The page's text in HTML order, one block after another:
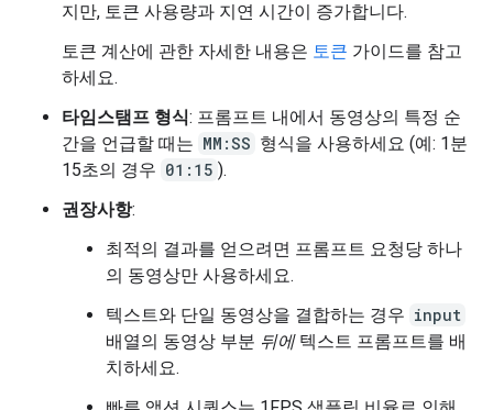
지만, 토큰 사용량과 지연 시간이 증가합니다.
토큰 계산에 관한 자세한 내용은 토큰 가이드를 참고
하세요.
타임스탬프 형식: 프롬프트 내에서 동영상의 특정 순
간을 언급할 때는 MM:SS 형식을 사용하세요 (예: 1분
15초의 경우 01:15 ).
권장사항:
최적의 결과를 얻으려면 프롬프트 요청당 하나
의 동영상만 사용하세요.
텍스트와 단일 동영상을 결합하는 경우 input
배열의 동영상 부분 뒤에텍스트 프롬프트를 배
치하세요.